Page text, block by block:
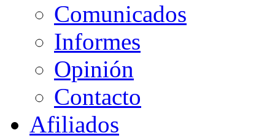
Comunicados
Informes
Opinión
Contacto
Afiliados